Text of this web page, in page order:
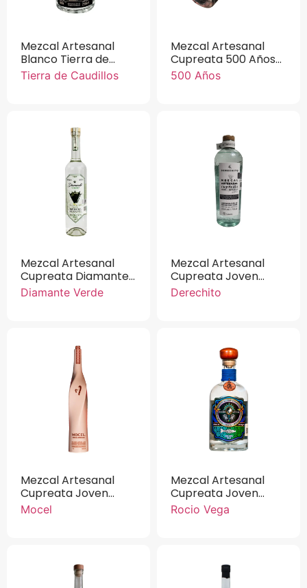
Mezcal Artesanal
Blanco Tierra de
Caudillos Doble
Destilado 100%
Tierra de Caudillos
Mezcal Artesanal
Cupreata 500 Años
750 ml.
500 Años
Mezcal Artesanal
Cupreata Diamante
Verde 100 % Agave
750 ml
Diamante Verde
Mezcal Artesanal
Cupreata Joven
Derechito 100%
Agave 700 ml.
Derechito
Mezcal Artesanal
Cupreata Joven
Mocel 100% Agave
Mocel
Mezcal Artesanal
Cupreata Joven
Roció Vega 100%
Agave 750 ml.
Rocio Vega